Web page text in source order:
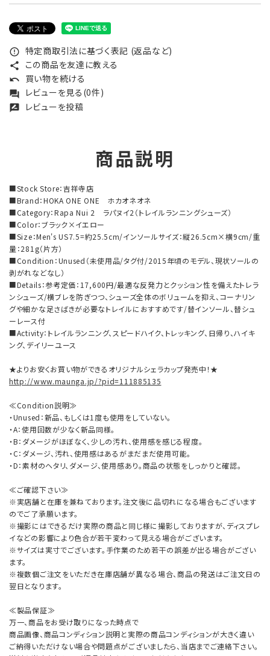
error_outline 特定商取引法に基づく表記 (返品など)
share この商品を友達に教える
undo 買い物を続ける
forum レビューを見る(0件)
rate_review レビューを投稿
商品説明
■Stock Store：吉祥寺店
■Brand：HOKA ONE ONE ホカオネオネ
■Category：Rapa Nui 2 ラパヌイ2（トレイルランニングシューズ）
■Color：ブラック×イエロー
■Size：Men's US7.5=約25.5cm/インソールサイズ：縦26.5cm×横9cm/重
量：281g（片方）
■Condition：Unused（未使用品/タグ付/2015年頃のモデル、現状ソールの
剥がれなどなし）
■Details：参考定価：17,600円/最適な反発力とクッション性を備えたトレラ
ンシューズ/横ブレを防ぎつつ、シューズ全体のボリュームを抑え、コーナリン
グや細かな足さばきが必要なトレイルにおすすめです/替インソール、替シュ
ーレース付
■Activity：トレイルランニング、スピードハイク、トレッキング、日帰り、ハイキ
ング、デイリーユース
★よりお安くお買い物ができるオリジナルシェラカップ発売中！★
http://www.maunga.jp/?pid=111885135
≪Condition説明≫
・Unused：新品、もしくは1度も使用をしていない。
・A：使用回数が少なく新品同様。
・B：ダメージがほぼなく、少しの汚れ、使用感を感じる程度。
・C：ダメージ、汚れ、使用感はあるがまだまだ使用可能。
・D：素材のヘタリ、ダメージ、使用感あり。商品の状態をしっかりと確認。
≪ご確認下さい≫
※実店舗と在庫を兼ねております。注文後に品切れになる場合もございます
のでご了承願います。
※撮影にはできるだけ実際の商品と同じ様に撮影しておりますが、ディスプレ
イなどの影響により色合が若干変わって見える場合がございます。
※サイズは実寸でございます。手作業のため若干の誤差が出る場合がござい
ます。
※複数個ご注文をいただき在庫店舗が異なる場合、商品の発送はご注文日の
翌日となります。
≪製品保証≫
万一、商品をお受け取りになった時点で
商品画像、商品コンディション説明と実際の商品コンディションが大きく違い
ご納得いただけない場合や問題点がございましたら、当店までご連絡下さい。